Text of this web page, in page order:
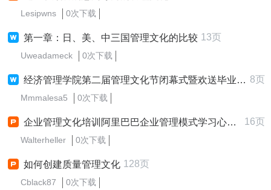
Lesipwns 0次下载
第一章：日、美、中三国管理文化的比较 13页
Uweadameck 0次下载
经济管理学院第二届管理文化节闭幕式暨欢送毕业生晚会策划书及经费 8页
Mmmalesa5 0次下载
企业管理文化培训阿里巴巴企业管理模式学习心得PPT模板 16页
Walterheller 0次下载
如何创建质量管理文化 128页
Cblack87 0次下载